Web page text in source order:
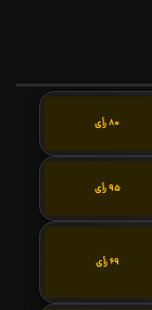
80 رأی
95 رأی
69 رأی